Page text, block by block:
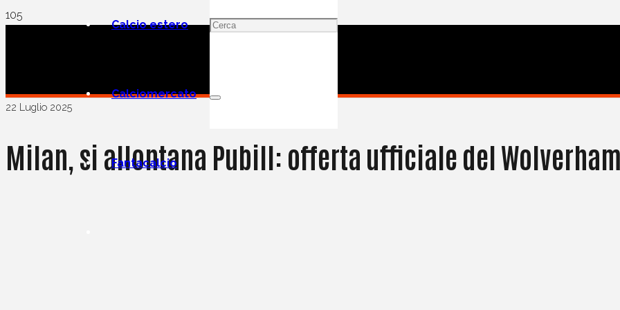
Calcio estero
Calciomercato
Fantacalcio
22 Luglio 2025
Milan, si allontana Pubill: offerta ufficiale del